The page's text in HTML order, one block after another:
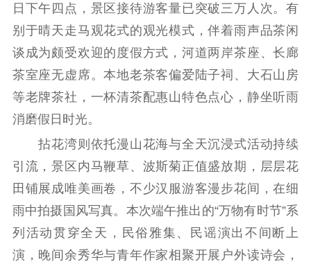
社会宣传
思想政治教育 爱国主义教育
全民国防教育
红色资源保护利
用
精品出版 全民阅读
出版监管
电影工作
电影创作 电影市场
日下午四点，景区接待游客量已突破三万人次。有
别于晴天走马观花式的观光模式，伴着雨声品茶闲
谈成为颇受欢迎的度假方式，河道两岸茶座、长廊
茶室座无虚席。本地老茶客偏爱陆子祠、大石山房
等老牌茶社，一杯清茶配惠山特色点心，静坐听雨
消磨假日时光。
拈花湾则依托漫山花海与全天沉浸式活动持续
引流，景区内马鞭草、波斯菊正值盛放期，层层花
田铺展成唯美画卷，不少汉服游客漫步花间，在细
雨中拍摄国风写真。本次端午推出的“万物有时节”系
列活动贯穿全天，民俗雅集、民谣演出不间断上
演，晚间余秀华与青年作家相聚开展户外读诗会，